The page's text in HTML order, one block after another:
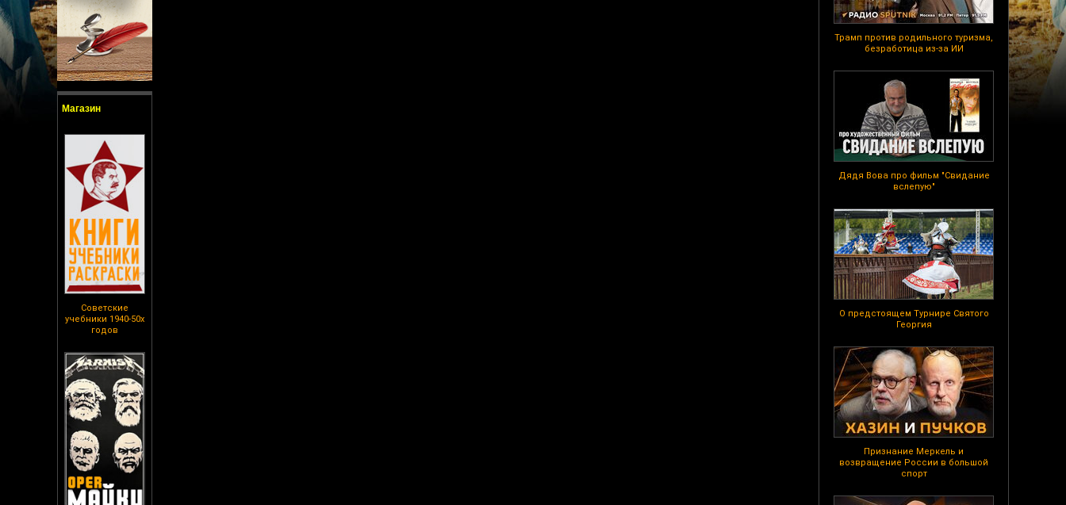
Магазин
Советские
учебники 1940-50х
годов
Трамп против родильного туризма,
безработица из-за ИИ
Дядя Вова про фильм "Свидание
вслепую"
О предстоящем Турнире Святого
Георгия
Признание Меркель и
возвращение России в большой
спорт